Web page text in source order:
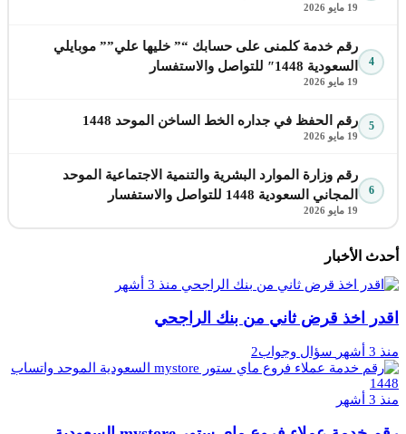
19 مايو 2026
4
رقم خدمة كلمنى على حسابك “” خليها علي”” موبايلي
السعودية 1448″ للتواصل والاستفسار
19 مايو 2026
5 رقم الحفظ في جداره الخط الساخن الموحد 1448
19 مايو 2026
6
رقم وزارة الموارد البشرية والتنمية الاجتماعية الموحد
المجاني السعودية 1448 للتواصل والاستفسار
19 مايو 2026
أحدث الأخبار
منذ 3 أشهر
اقدر اخذ قرض ثاني من بنك الراجحي
منذ 3 أشهر سؤال وجواب2
منذ 3 أشهر